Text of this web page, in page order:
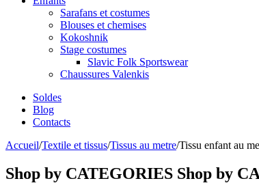
Sarafans et costumes
Blouses et chemises
Kokoshnik
Stage costumes
Slavic Folk Sportswear
Chaussures Valenkis
Soldes
Blog
Contacts
Accueil/Textile et tissus/Tissus au metre/Tissu enfant au
Shop by CATEGORIES Shop by